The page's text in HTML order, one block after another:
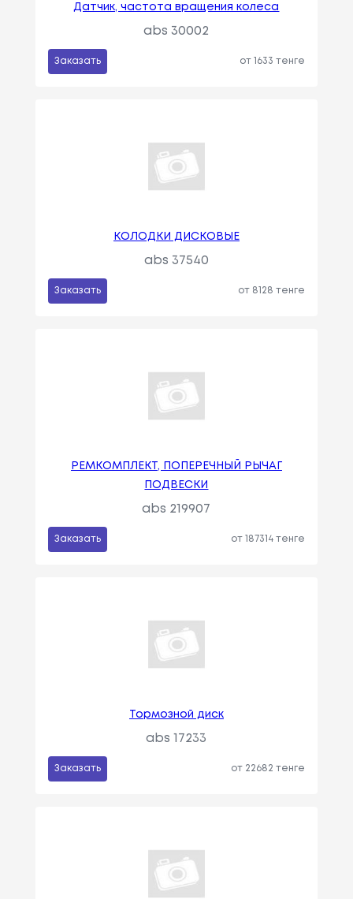
Датчик, частота вращения колеса
abs 30002
Заказать от 1633 тенге
КОЛОДКИ ДИСКОВЫЕ
abs 37540
Заказать от 8128 тенге
РЕМКОМПЛЕКТ, ПОПЕРЕЧНЫЙ РЫЧАГ
ПОДВЕСКИ
abs 219907
Заказать от 187314 тенге
Тормозной диск
abs 17233
Заказать от 22682 тенге